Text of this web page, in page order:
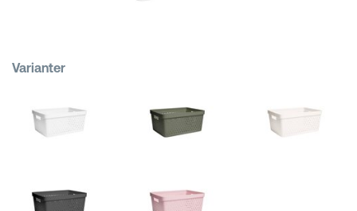
Varianter